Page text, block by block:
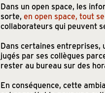
Dans un open space, les
sorte, en open space, tout
collaborateurs qui peuvent
Dans certaines entreprises,
jugés par ses collègues
rester au bureau sur des
En conséquence, cette